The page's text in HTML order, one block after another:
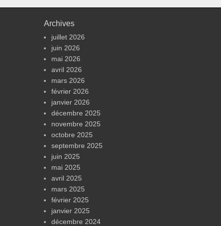
Archives
juillet 2026
juin 2026
mai 2026
avril 2026
mars 2026
février 2026
janvier 2026
décembre 2025
novembre 2025
octobre 2025
septembre 2025
juin 2025
mai 2025
avril 2025
mars 2025
février 2025
janvier 2025
décembre 2024